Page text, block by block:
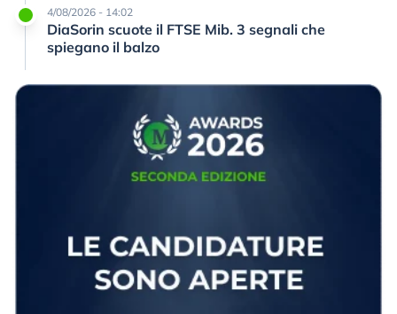
4/08/2026 - 14:02
DiaSorin scuote il FTSE Mib. 3 segnali che
spiegano il balzo